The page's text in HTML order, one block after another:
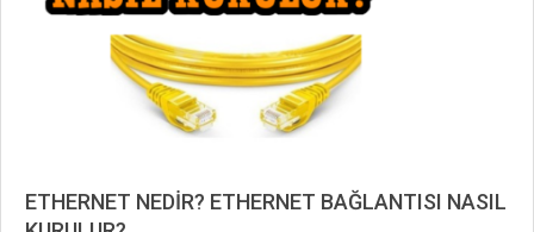
ETHERNET NEDİR? ETHERNET BAĞLANTISI NASIL